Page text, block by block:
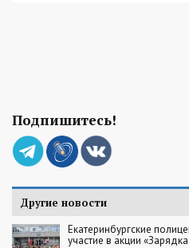
Подпишитесь!
Другие новости
Екатеринбургские
участие в акции